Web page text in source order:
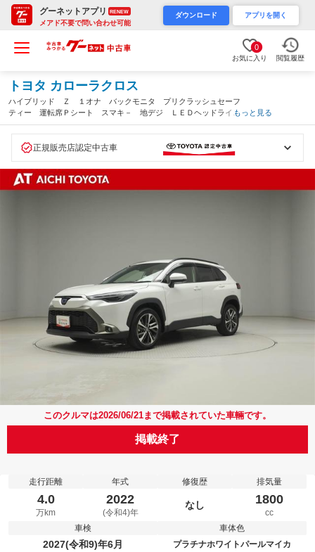
グーネットアプリ RENEW
メアド不要で問い合わせ可能
ダウンロード アプリを開く
0
お気に入り 閲覧履歴
トヨタ カローラクロス
ハイブリッド Ｚ １オナ バックモニタ プリクラッシュセーフ
ティー 運転席Ｐシート スマキ－ 地デジ ＬＥＤヘッドライ
ト 横滑防止装置 イモビ メディアプレイヤー接続 メモリナ
もっと見る
正規販売店認定中古車
このクルマは2026/06/21まで掲載されていた車輛です。
掲載終了
走行距離
4.0
万km
年式
2022
(令和4)年
修復歴
なし
排気量
1800
cc
車検
2027(令和9)年6月
車体色
プラチナホワイトパールマイカ